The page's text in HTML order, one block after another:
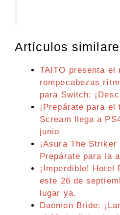
Artículos
TAITO presenta el
rompecabezas
para Switch:
¡Prepárate para el
Scream llega a
junio
¡Asura The
Prepárate para la
¡Imperdible! Hotel
este 26 de
lugar ya.
Daemon Bride: